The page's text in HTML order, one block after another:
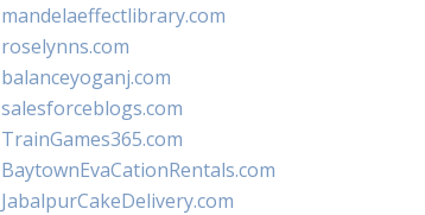
mandelaeffectlibrary.com
roselynns.com
balanceyoganj.com
salesforceblogs.com
TrainGames365.com
BaytownEvaCationRentals.com
JabalpurCakeDelivery.com